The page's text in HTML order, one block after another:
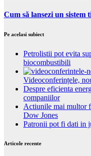
Cum să lansezi un
Pe acelasi subiect
Petrolistii pot evita
biocombustibili
Videoconferințele,
Despre eficienta
companiilor
Actiunile mai multor
Dow Jones
Patronii pot fi dati in
Articole recente